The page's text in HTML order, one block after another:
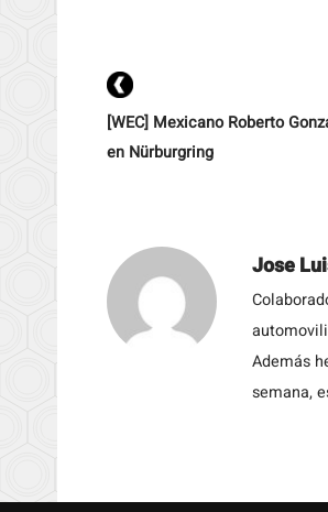
[WEC] Mexicano Roberto
en Nürburgring
Jose
Además
semana,